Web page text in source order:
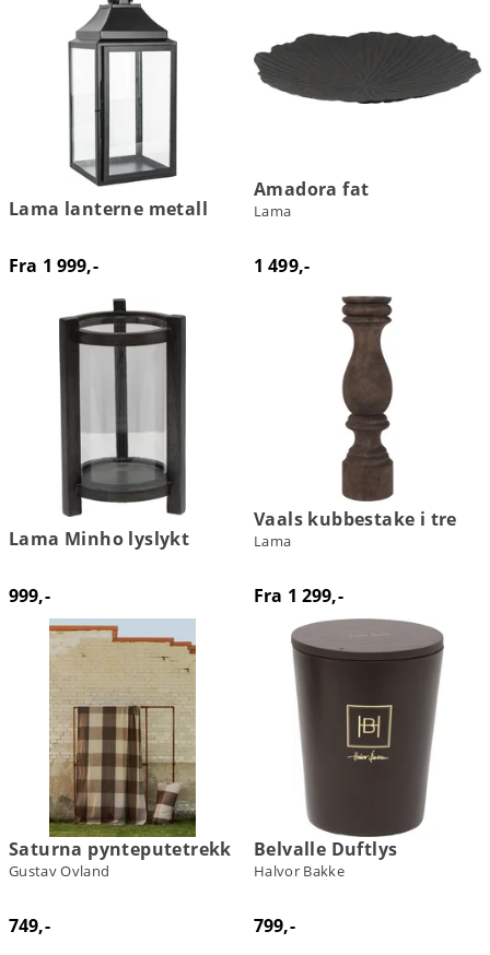
Lama lanterne metall
Fra 1 999,-
Amadora fat
Lama
1 499,-
Lama Minho lyslykt
999,-
Vaals kubbestake i tre
Lama
Fra 1 299,-
Saturna pynteputetrekk
Gustav Ovland
749,-
Belvalle Duftlys
Halvor Bakke
799,-